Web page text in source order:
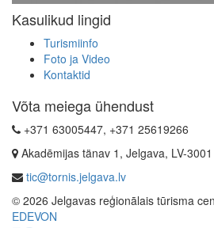
Kasulikud lingid
Turismiinfo
Foto ja Video
Kontaktid
Võta meiega ühendust
+371 63005447, +371 25619266
Akadēmijas tänav 1, Jelgava, LV-3001
tic@tornis.jelgava.lv
© 2026 Jelgavas reģionālais tūrisma
EDEVON